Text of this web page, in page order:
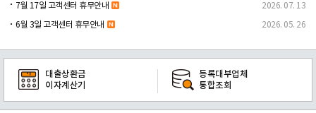
7월 17일 고객센터 휴무안내 2026. 07. 13
6월 3일 고객센터 휴무안내 2026. 05. 26
대출상환금
이자계산기
등록대부업체
통합조회